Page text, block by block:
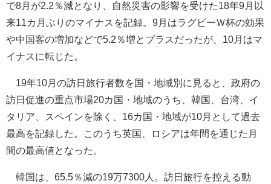
で8月が2.2％減となり、自然災害の影響を受けた18年9月以
来11カ月ぶりのマイナスを記録。9月はラグビーＷ杯の効果
や中国客の増加などで5.2％増とプラスだったが、10月はマ
イナスに転じた。
19年10月の訪日旅行者数を国・地域別に見ると、政府の
訪日促進の重点市場20カ国・地域のうち、韓国、台湾、イ
タリア、スペインを除く、16カ国・地域が10月として過去
最高を記録した。このうち英国、ロシアは年間を通じた月
間の最高値となった。
韓国は、65.5％減の19万7300人。訪日旅行を控える動